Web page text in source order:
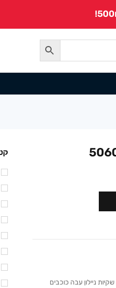
שקיות ניילון עבה כוכבים